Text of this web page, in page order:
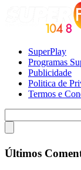
SuperPlay
Programas
Publicidade
Politica de
Termos e
Últimos